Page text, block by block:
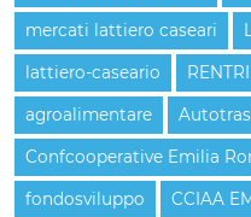
mercati lattiero caseari
lattiero-caseario RENTRI
agroalimentare
Confcooperative Emilia
fondosviluppo CCIAA